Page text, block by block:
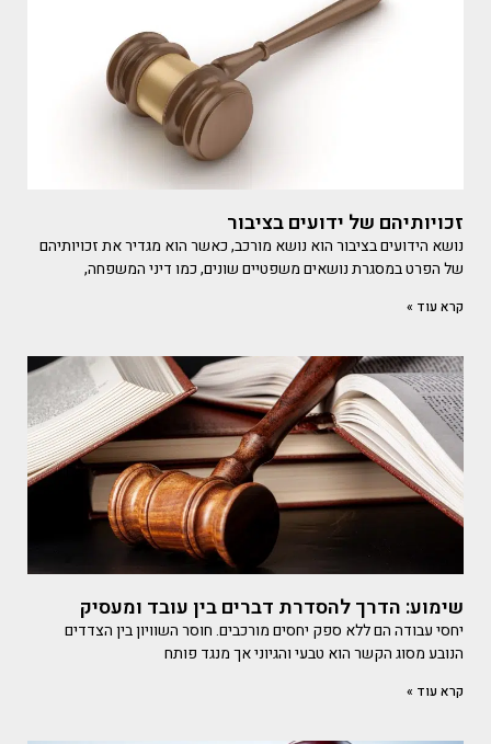
זכויותיהם של ידועים בציבור
נושא הידועים בציבור הוא נושא מורכב, כאשר הוא מגדיר את זכויותיהם
של הפרט במסגרת נושאים משפטיים שונים, כמו דיני המשפחה,
קרא עוד »
שימוע: הדרך להסדרת דברים בין עובד ומעסיק
יחסי עבודה הם ללא ספק יחסים מורכבים. חוסר השוויון בין הצדדים
הנובע מסוג הקשר הוא טבעי והגיוני אך מנגד פותח
קרא עוד »